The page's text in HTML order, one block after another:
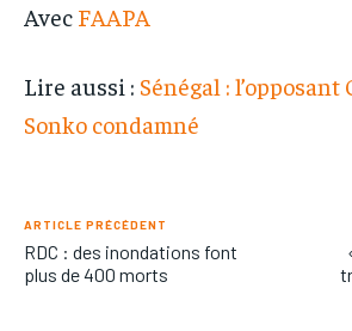
Avec FAAPA
Lire aussi : Sénégal : l’opposant
Sonko condamné
ARTICLE PRÉCÉDENT
RDC : des inondations font
plus de 400 morts